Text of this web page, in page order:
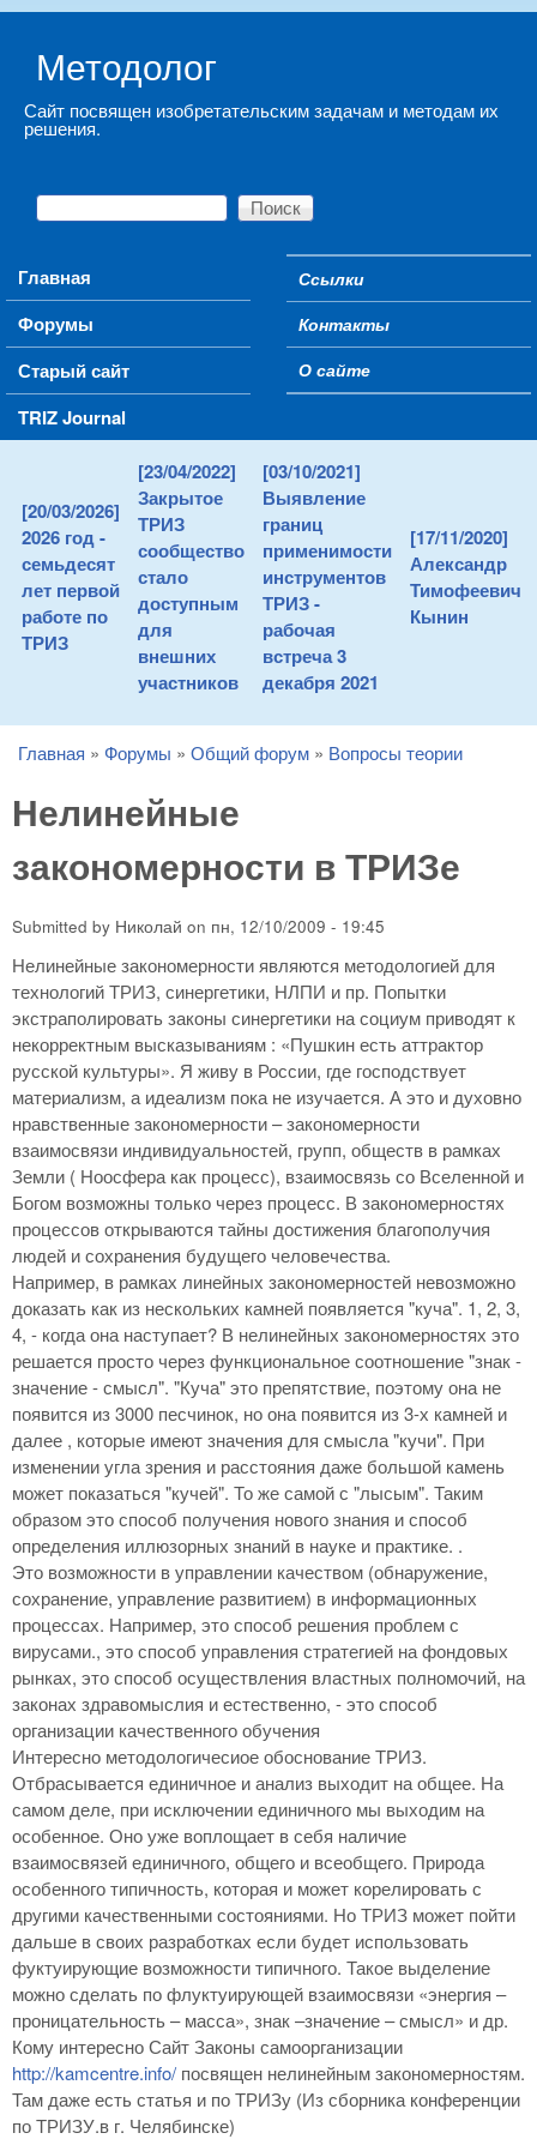
Методолог
Сайт посвящен изобретательским задачам и методам их
решения.
Форма поиска
Поиск
Main menu
Главная
Форумы
Старый сайт
TRIZ Journal
Secondary menu
Ссылки
Контакты
О сайте
[20/03/2026]
2026 год -
семьдесят
лет первой
работе по
ТРИЗ
[23/04/2022]
Закрытое
ТРИЗ
сообщество
стало
доступным
для
внешних
участников
[03/10/2021]
Выявление
границ
применимости
инструментов
ТРИЗ -
рабочая
встреча 3
декабря 2021
[17/11/2020]
Александр
Тимофеевич
Кынин
You are here
Главная » Форумы » Общий форум » Вопросы теории
Нелинейные
закономерности в ТРИЗе
Submitted by Николай on пн, 12/10/2009 - 19:45
Нелинейные закономерности являются методологией для
технологий ТРИЗ, синергетики, НЛПИ и пр. Попытки
экстраполировать законы синергетики на социум приводят к
некорректным высказываниям : «Пушкин есть аттрактор
русской культуры». Я живу в России, где господствует
материализм, а идеализм пока не изучается. А это и духовно
нравственные закономерности – закономерности
взаимосвязи индивидуальностей, групп, обществ в рамках
Земли ( Ноосфера как процесс), взаимосвязь со Вселенной и
Богом возможны только через процесс. В закономерностях
процессов открываются тайны достижения благополучия
людей и сохранения будущего человечества.
Например, в рамках линейных закономерностей невозможно
доказать как из нескольких камней появляется "куча". 1, 2, 3,
4, - когда она наступает? В нелинейных закономерностях это
решается просто через функциональное соотношение "знак -
значение - смысл". "Куча" это препятствие, поэтому она не
появится из 3000 песчинок, но она появится из 3-х камней и
далее , которые имеют значения для смысла "кучи". При
изменении угла зрения и расстояния даже большой камень
может показаться "кучей". То же самой с "лысым". Таким
образом это способ получения нового знания и способ
определения иллюзорных знаний в науке и практике. .
Это возможности в управлении качеством (обнаружение,
сохранение, управление развитием) в информационных
процессах. Например, это способ решения проблем с
вирусами., это способ управления стратегией на фондовых
рынках, это способ осуществления властных полномочий, на
законах здравомыслия и естественно, - это способ
организации качественного обучения
Интересно методологичесиое обоснование ТРИЗ.
Отбрасывается единичное и анализ выходит на общее. На
самом деле, при исключении единичного мы выходим на
особенное. Оно уже воплощает в себя наличие
взаимосвязей единичного, общего и всеобщего. Природа
особенного типичность, которая и может корелировать с
другими качественными состояниями. Но ТРИЗ может пойти
дальше в своих разработках если будет использовать
фуктуирующие возможности типичного. Такое выделение
можно сделать по флуктуирующей взаимосвязи «энергия –
проницательность – масса», знак –значение – смысл» и др.
Кому интересно Сайт Законы самоорганизации
http://kamcentre.info/ посвящен нелинейным закономерностям.
Там даже есть статья и по ТРИЗу (Из сборника конференции
по ТРИЗУ.в г. Челябинске)